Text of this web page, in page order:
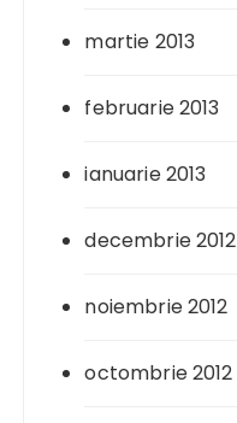
martie 2013
februarie 2013
ianuarie 2013
decembrie 2012
noiembrie 2012
octombrie 2012